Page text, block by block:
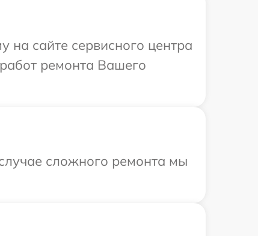
на сайте сервисного центра
ремонта Вашего
сложного ремонта мы